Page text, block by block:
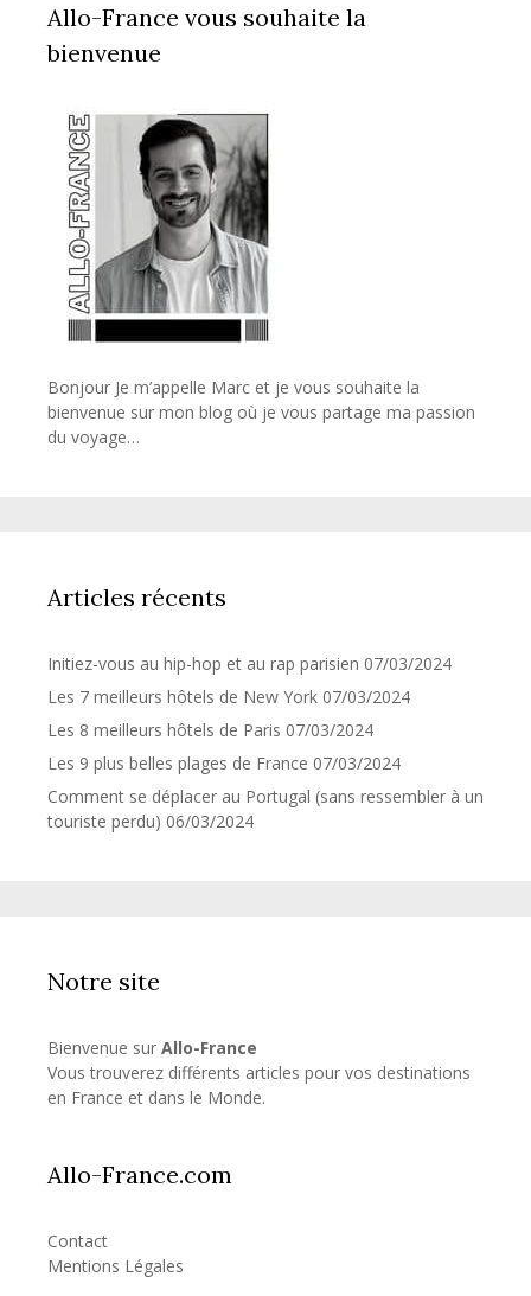
Allo-France vous souhaite la
bienvenue
Bonjour Je m’appelle Marc et je vous souhaite la
bienvenue sur mon blog où je vous partage ma passion
du voyage…
Articles récents
Initiez-vous au hip-hop et au rap parisien 07/03/2024
Les 7 meilleurs hôtels de New York 07/03/2024
Les 8 meilleurs hôtels de Paris 07/03/2024
Les 9 plus belles plages de France 07/03/2024
Comment se déplacer au Portugal (sans ressembler à un
touriste perdu) 06/03/2024
Notre site
Bienvenue sur Allo-France
Vous trouverez différents articles pour vos destinations
en France et dans le Monde.
Allo-France.com
Contact
Mentions Légales